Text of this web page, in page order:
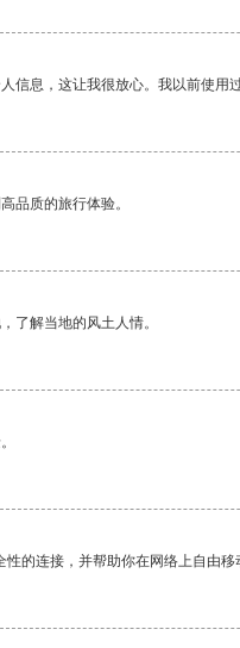
信息，这让我很放心。我以前使用
品质的旅行体验。
了解当地的风土人情。
的连接，并帮助你在网络上自由移